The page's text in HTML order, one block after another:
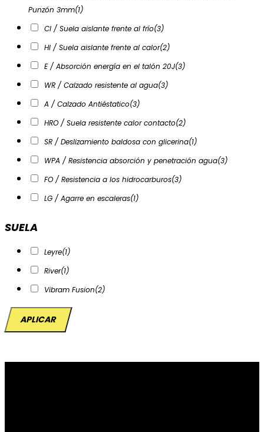
Punzón 3mm(1)
CI / Suela aislante frente al frío(3)
HI / Suela aislante frente al calor(2)
E / Absorción energía en el talón 20J(3)
WR / Calzado resistente al agua(3)
A / Calzado Antiéstatico(3)
HRO / Suela resistente calor contacto(2)
SR / Deslizamiento baldosa con glicerina(1)
WPA / Resistencia absorción y penetración agua(3)
FO / Resistencia a los hidrocarburos(3)
LG / Agarre en escaleras(1)
SUELA
Leyre(1)
River(1)
Vibram Fusion(2)
APLICAR